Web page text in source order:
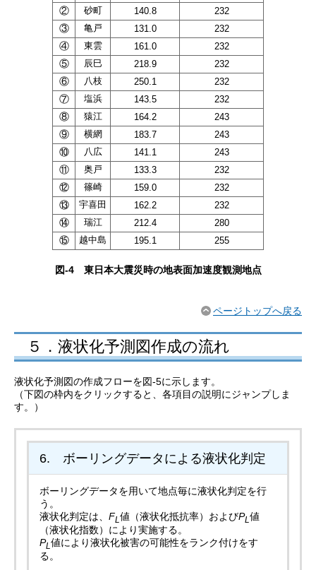
② 砂町 140.8 232
③ 亀戸 131.0 232
④ 東雲 161.0 232
⑤ 辰巳 218.9 232
⑥ 八枝 250.1 232
⑦ 塩浜 143.5 232
⑧ 猿江 164.2 243
⑨ 横網 183.7 243
⑩ 八広 141.1 243
⑪ 奥戸 133.3 232
⑫ 篠崎 159.0 232
⑬ 宇喜田 162.2 232
⑭ 瑞江 212.4 280
⑮ 越中島 195.1 255
図-4 東日本大震災時の地表面加速度観測地点
ページトップへ戻る
５．液状化予測図作成の流れ
液状化予測図の作成フローを図-5に示します。
（下図の枠内をクリックすると、各項目の説明にジャンプしま
す。）
6. ボーリングデータによる液状化判定
ボーリングデータを用いて地点毎に液状化判定を行
う。
液状化判定は、 FL 値（液状化抵抗率）およびPL 値
（液状化指数）により実施する。
PL 値により液状化被害の可能性をランク付けをす
る。